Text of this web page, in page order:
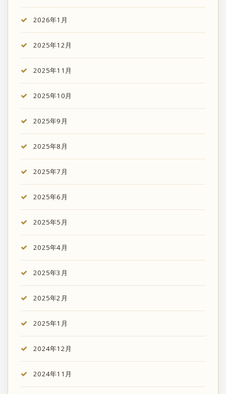
2026年1月
2025年12月
2025年11月
2025年10月
2025年9月
2025年8月
2025年7月
2025年6月
2025年5月
2025年4月
2025年3月
2025年2月
2025年1月
2024年12月
2024年11月